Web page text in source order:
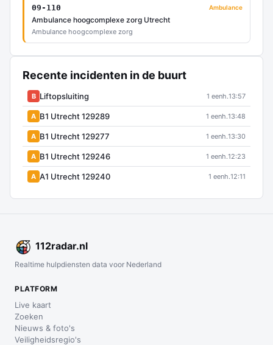
09-110 Ambulance
Ambulance hoogcomplexe zorg Utrecht
Ambulance hoogcomplexe zorg
Recente incidenten in de buurt
B Liftopsluiting 1 eenh.13:57
A B1 Utrecht 129289 1 eenh.13:48
A B1 Utrecht 129277 1 eenh.13:30
A B1 Utrecht 129246 1 eenh.12:23
A A1 Utrecht 129240 1 eenh.12:11
112radar.nl
Realtime hulpdiensten data voor Nederland
PLATFORM
Live kaart
Zoeken
Nieuws & foto's
Veiligheidsregio's